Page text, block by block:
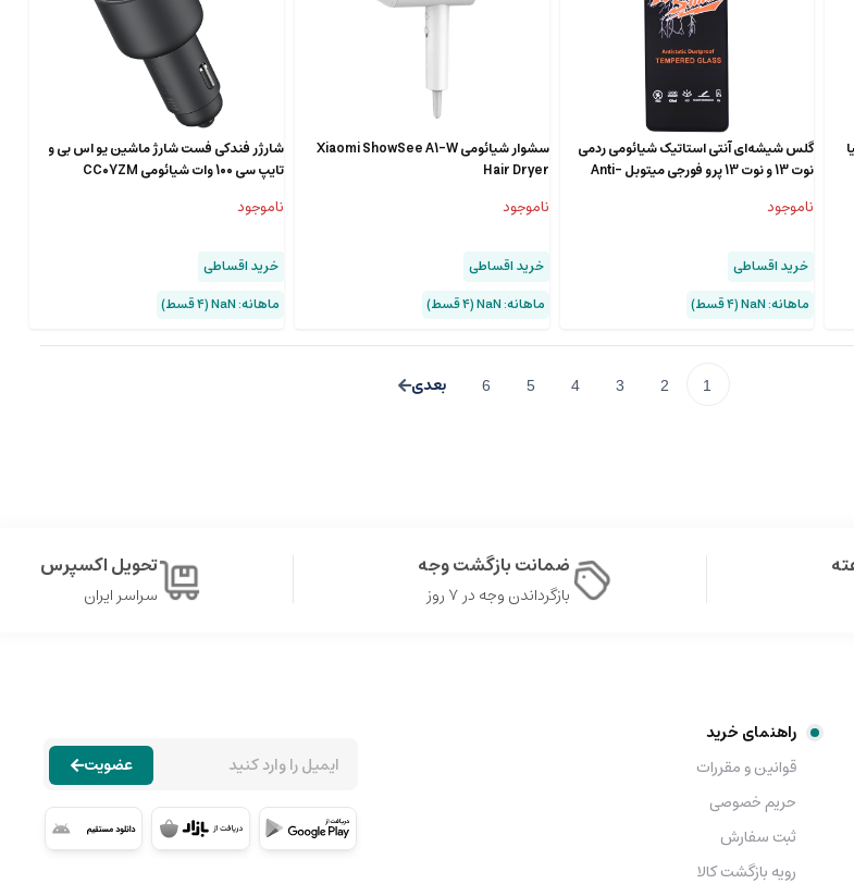
گلس شیشه‌ای آنتی استاتیک شیائومی ردمی
نوت 13 و نوت 13 پرو فورجی میتوبل Anti-
ناموجود
خرید اقساطی
ماهانه: NaN (۴ قسط)
سشوار شیائومی Xiaomi ShowSee A1-W
Hair Dryer
ناموجود
خرید اقساطی
ماهانه: NaN (۴ قسط)
شارژر فندکی فست شارژ ماشین یو اس بی و
تایپ سی 100 وات شیائومی CC07ZM
ناموجود
خرید اقساطی
ماهانه: NaN (۴ قسط)
1
2
3
4
5
6
ضمانت بازگشت وجه
بازگرداندن وجه در ۷ روز
تحویل اکسپرس
سراسر ایران
راهنمای خرید
قوانین و مقررات
حریم خصوصی
ثبت سفارش
رویه بازگشت کالا
عضویت